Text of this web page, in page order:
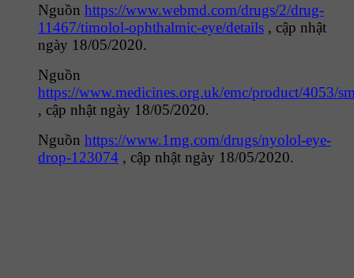
Nguồn https://www.webmd.com/drugs/2/drug-
11467/timolol-ophthalmic-eye/details , cập nhật
ngày 18/05/2020.
Nguồn
https://www.medicines.org.uk/emc/product/4053/
, cập nhật ngày 18/05/2020.
Nguồn https://www.1mg.com/drugs/nyolol-eye-
drop-123074 , cập nhật ngày 18/05/2020.